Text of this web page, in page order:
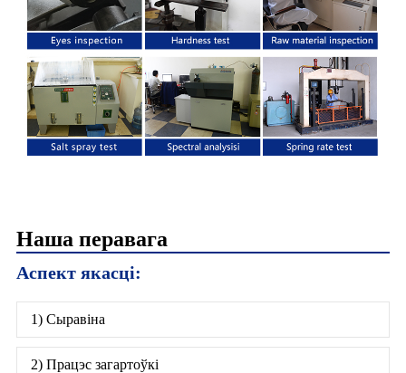
Наша перавага
Аспект якасці:
1) Сыравіна
2) Працэс загартоўкі